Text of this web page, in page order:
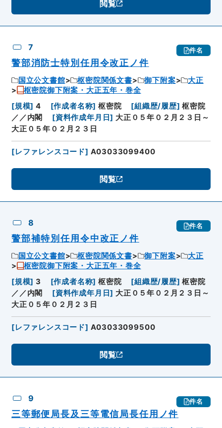
閲覧
7 件名
警部消防士特別任用令改正ノ件
国立公文書館 枢密院関係文書 御下附案
大正
枢密院御下附案・大正五年・巻全
[規模] 4 [作成者名称] 枢密院 [組織歴/履歴] 枢密院
／／内閣
[資料作成年月日] 大正０５年０２月２３日～
大正０５年０２月２３日
[レファレンスコード] A03033099400
閲覧
8 件名
警部補特別任用令中改正ノ件
国立公文書館 枢密院関係文書 御下附案
大正
枢密院御下附案・大正五年・巻全
[規模] 3 [作成者名称] 枢密院 [組織歴/履歴] 枢密院
／／内閣
[資料作成年月日] 大正０５年０２月２３日～
大正０５年０２月２３日
[レファレンスコード] A03033099500
閲覧
9 件名
三等郵便局長及三等電信局長任用ノ件